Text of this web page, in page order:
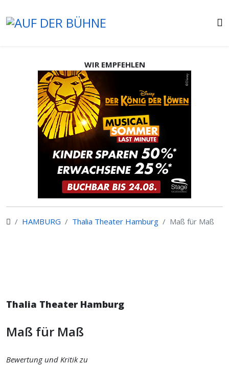
WIR EMPFEHLEN
HAMBURG Thalia Theater Hamburg Maß für Maß
Thalia Theater Hamburg
Maß für Maß
Bewertung und Kritik zu